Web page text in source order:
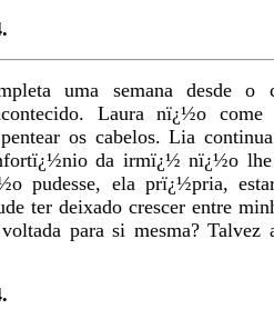
uma semana desde o
Laura nï¿½o come
os cabelos. Lia
da irmï¿½ nï¿½o lhe
pudesse, ela prï¿½pria,
ter deixado crescer entre
para si mesma? Talvez